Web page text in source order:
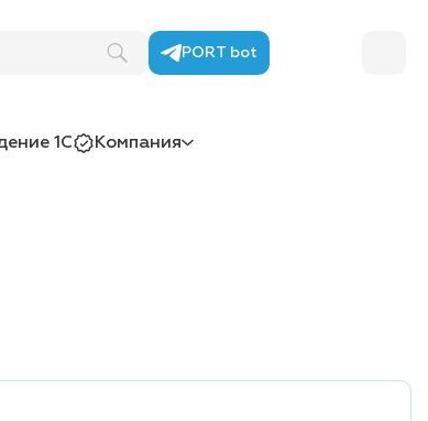
PORT bot
1С Компания